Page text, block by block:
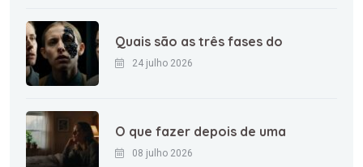
Quais são as três fases do
24 julho 2026
O que fazer depois de uma
08 julho 2026